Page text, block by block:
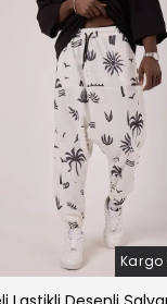
Kargo